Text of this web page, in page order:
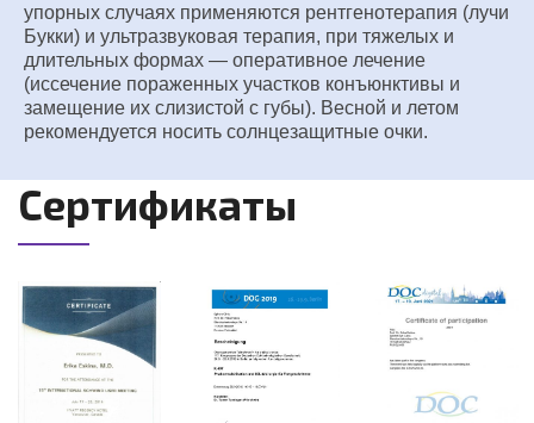
упорных случаях применяются рентгенотерапия (лучи
Букки) и ультразвуковая терапия, при тяжелых и
длительных формах — оперативное лечение
(иссечение пораженных участков конъюнктивы и
замещение их слизистой с губы). Весной и летом
рекомендуется носить солнцезащитные очки.
Сертификаты